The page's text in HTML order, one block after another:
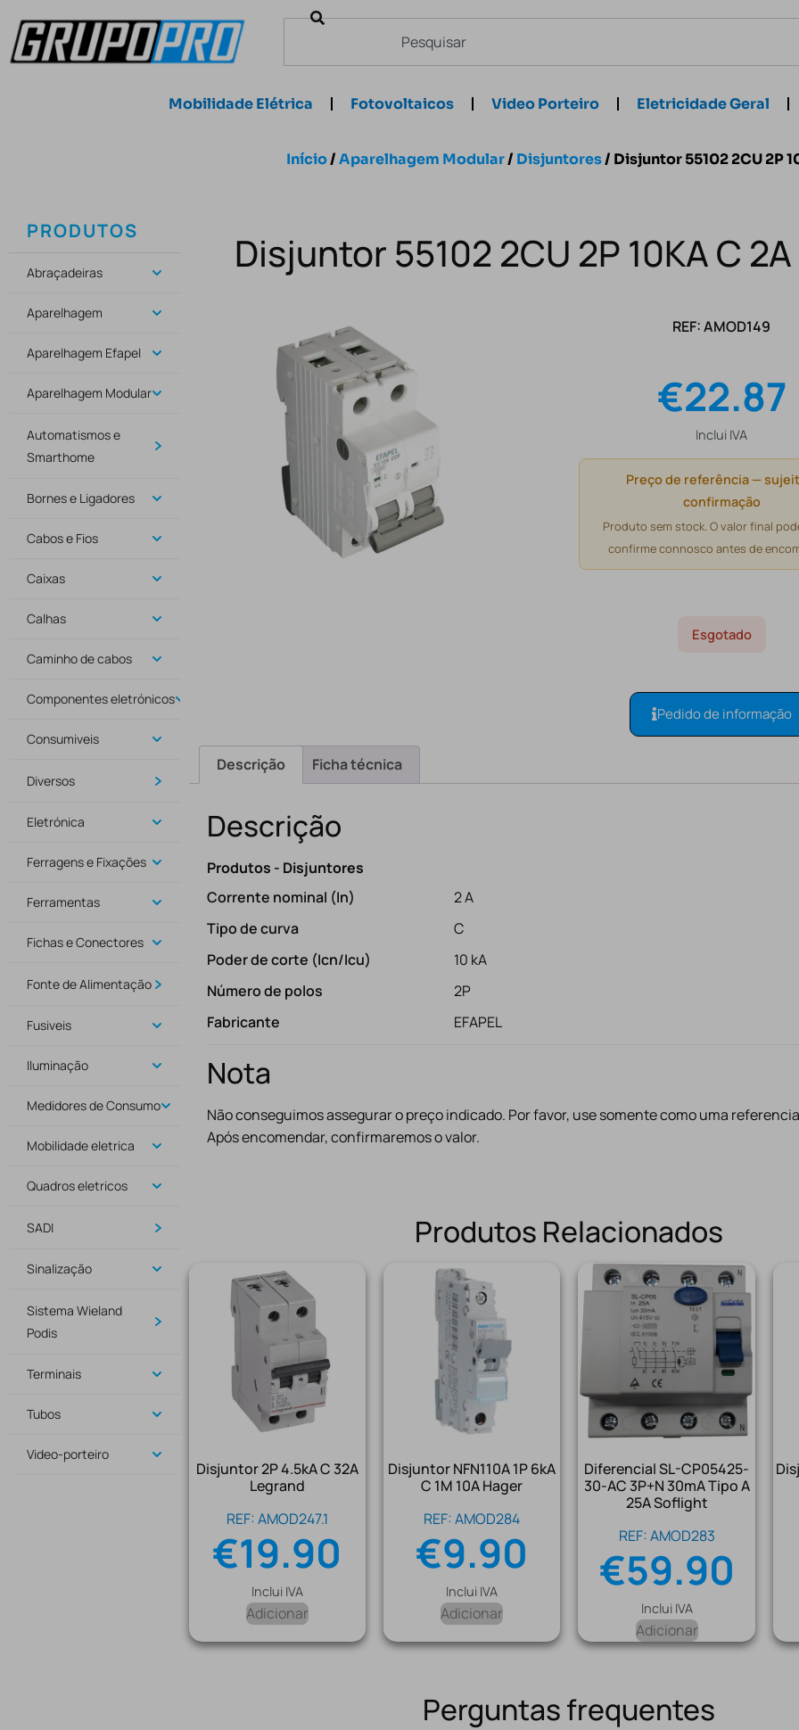
Mobilidade Elétrica Fotovoltaicos Video Porteiro Eletricidade Geral
Início/Aparelhagem Modular/ Disjuntores/ Disjuntor 55102 2CU 2P
PRODUTOS
Abraçadeiras
Aparelhagem
Aparelhagem Efapel
Aparelhagem Modular
Automatismos e
Smarthome
Bornes e Ligadores
Cabos e Fios
Caixas
Calhas
Caminho de cabos
Componentes eletrónicos
Consumiveis
Diversos
Eletrónica
Ferragens e Fixações
Ferramentas
Fichas e Conectores
Fonte de Alimentação
Fusiveis
Iluminação
Medidores de Consumo
Mobilidade eletrica
Quadros eletricos
SADI
Sinalização
Sistema Wieland
Podis
Terminais
Tubos
Video-porteiro
Disjuntor 55102 2CU 2P 10KA C
REF: AMOD149
€22.87
Inclui IVA
Preço de referência —
confirmação
Produto sem stock. O valor final
confirme connosco antes de
Esgotado
Pedido de informação
Descrição Ficha técnica
Descrição
Produtos - Disjuntores
Corrente nominal (In)
2 A
Tipo de curva
C
Poder de corte (Icn/Icu)
10 kA
Número de polos
2P
Fabricante
EFAPEL
Nota
Não conseguimos assegurar o preço indicado. Por favor, use somente como uma
Após encomendar, confirmaremos o valor.
Produtos Relacionados
Disjuntor 2P 4.5kA C 32A
Legrand
REF: AMOD247.1
€19.90
Inclui IVA
Adicionar
Disjuntor NFN110A 1P 6kA
C 1M 10A Hager
REF: AMOD284
€9.90
Inclui IVA
Adicionar
Diferencial SL-CP05425-
30-AC 3P+N 30mA Tipo A
25A Soflight
REF: AMOD283
€59.90
Inclui IVA
Adicionar
Perguntas frequentes